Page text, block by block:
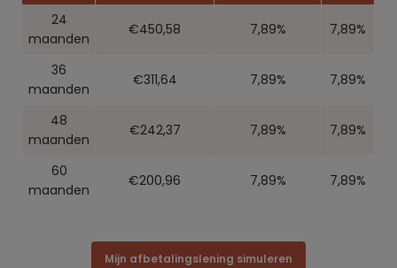
24
maanden
€450,58 7,89% 7,89%
36
maanden
€311,64 7,89% 7,89%
48
maanden
€242,37 7,89% 7,89%
60
maanden
€200,96 7,89% 7,89%
Mijn afbetalingslening simuleren